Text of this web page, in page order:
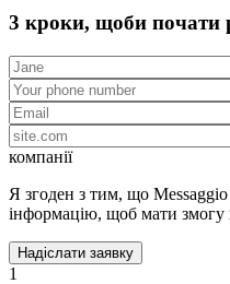
3 кроки, щоби почати
компанії
Я згоден з тим, що
інформацію, щоб мати змогу
1